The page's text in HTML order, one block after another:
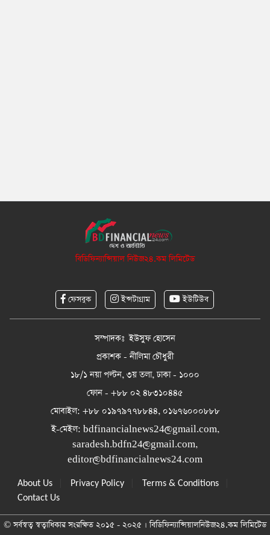
বিডিফিন্যান্সিয়াল নিউজ২৪.কম লিমিটেড
ফেসবুক ইন্সটাগ্রাম ইউটিউব
সম্পাদকঃ ইউসুফ হোসেন
প্রকাশক - নীলিমা চৌধুরী
১৮/১ নয়া পল্টন, ৩য় তলা, ঢাকা - ১০০০
ফোন - +৮৮ ০২ ৪৮৩১০৪৪৫
মোবাইল: +৮৮ ০১৯৭৯৭৭৮৮৪৪, ০১৬৭৬০০০৮৮৮
ই-মেইল: bdfinancialnews24@gmail.com,
saradesh.bdfn24@gmail.com,
editor@bdfinancialnews24.com
About Us Privacy Policy Terms & Conditions
Contact Us
© সর্বস্বত্ব স্বত্বাধিকার সংরক্ষিত ২০১৫ - ২০২৫ । বিডিফিন্যান্সিয়ালনিউজ২৪.কম লিমিটেড